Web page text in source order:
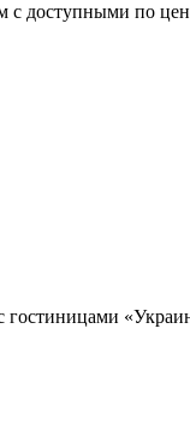
с доступными по
гостиницами